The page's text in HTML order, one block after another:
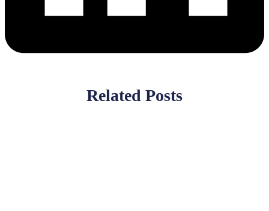
Related Posts